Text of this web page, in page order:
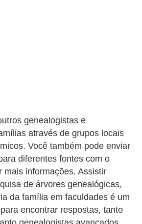
genealogistas e
através de grupos locais
Você também pode enviar
diferentes fontes com o
mais informações. Assistir
de árvores genealógicas,
da família em faculdades é um
encontrar respostas, tanto